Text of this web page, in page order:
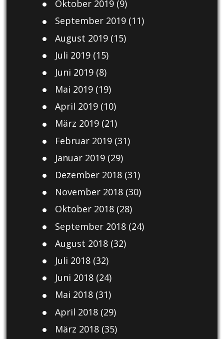
Oktober 2019(9)
September 2019(11)
August 2019(15)
Juli 2019(15)
Juni 2019(8)
Mai 2019(19)
April 2019(10)
März 2019(21)
Februar 2019(31)
Januar 2019(29)
Dezember 2018(31)
November 2018(30)
Oktober 2018(28)
September 2018(24)
August 2018(32)
Juli 2018(32)
Juni 2018(24)
Mai 2018(31)
April 2018(29)
März 2018(35)